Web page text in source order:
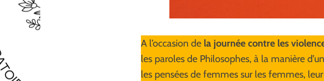
A l’occasion de la journée contre les
les paroles de Philosophes, à la manière
les pensées de femmes sur les femmes,